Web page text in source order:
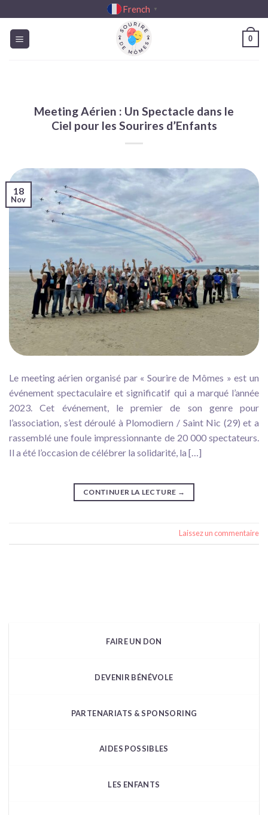
au
contenu
French ▼
0
Meeting Aérien : Un Spectacle dans le
Ciel pour les Sourires d’Enfants
18
Nov
Le meeting aérien organisé par « Sourire de Mômes » est un
événement spectaculaire et significatif qui a marqué l’année
2023. Cet événement, le premier de son genre pour
l’association, s’est déroulé à Plomodiern / Saint Nic (29) et a
rassemblé une foule impressionnante de 20 000 spectateurs.
Il a été l’occasion de célébrer la solidarité, la […]
CONTINUER LA LECTURE →
Laissez un commentaire
FAIRE UN DON
DEVENIR BÉNÉVOLE
PARTENARIATS & SPONSORING
AIDES POSSIBLES
LES ENFANTS